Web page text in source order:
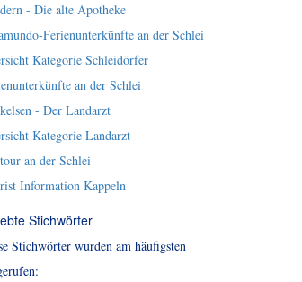
- Die alte Apotheke
Ferienunterkünfte an der Schlei
Kategorie Schleidörfer
an der Schlei
- Der Landarzt
Kategorie Landarzt
an der Schlei
Information Kappeln
Stichwörter
Stichwörter wurden am häufigsten